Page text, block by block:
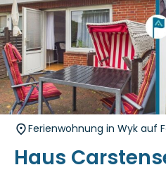
Ferienwohnung in Wyk auf
Haus